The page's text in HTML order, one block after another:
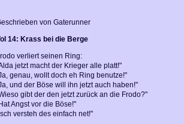
von Gaterunner
14: Krass bei die Berge
verliert seinen Ring:
jetzt macht der Krieger alle platt!"
genau, wollt doch eh Ring benutze!"
und der Böse will ihn jetzt auch haben!"
gibt der den jetzt zurück an die Frodo?"
Angst vor die Böse!"
versteh des einfach net!"